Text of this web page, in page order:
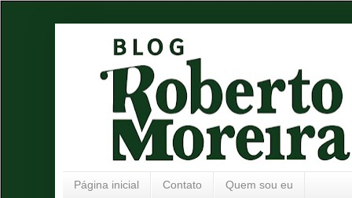
Página inicial Contato Quem sou eu